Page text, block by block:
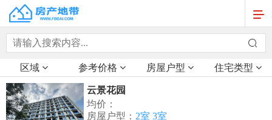
区域 参考价格 房屋户型 住宅类型
云景花园
均价：
房屋户型： 2室 3室